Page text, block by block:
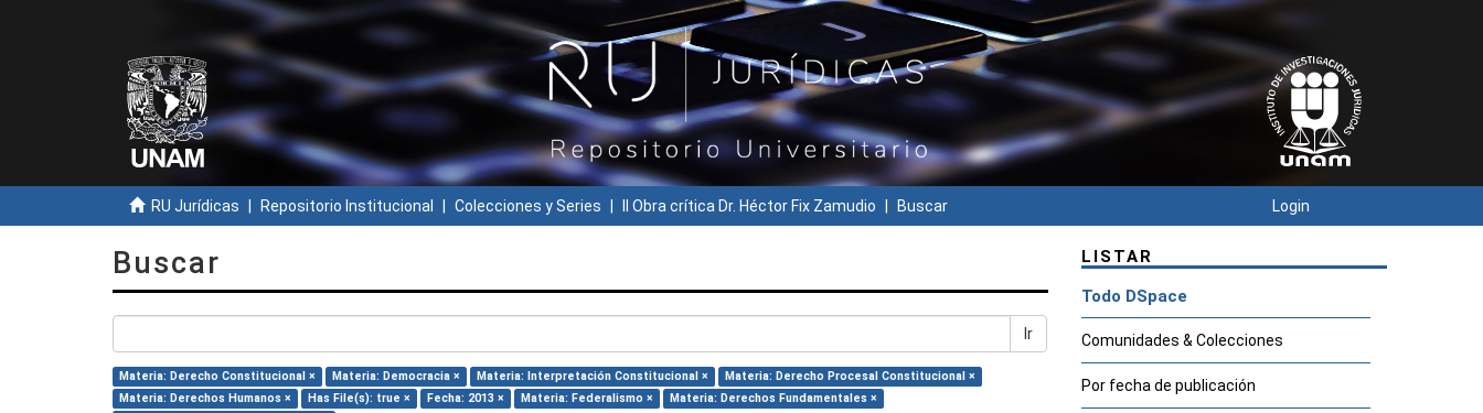
RU Jurídicas Repositorio Institucional Colecciones y Series II Obra crítica Dr. Héctor Fix Zamudio Buscar Login
Buscar
Ir
Materia: Derecho Constitucional × Materia: Democracia × Materia: Interpretación Constitucional ×
Materia: Derecho Procesal Constitucional ×
Materia: Derechos Humanos ×
Has File(s): true × Fecha: 2013 × Materia: Federalismo ×
Materia: Derechos Fundamentales ×
LISTAR
Todo DSpace
Comunidades & Colecciones
Por fecha de publicación